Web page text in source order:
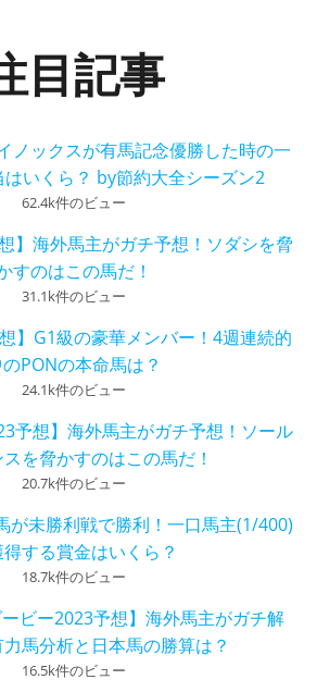
目記事
ノックスが有馬記念優勝した時の一
いくら？ by節約大全シーズン2
62.4k件のビュー
】海外馬主がガチ予想！ソダシを脅
すのはこの馬だ！
31.1k件のビュー
】G1級の豪華メンバー！4週連続的
PONの本命馬は？
24.1k件のビュー
予想】海外馬主がガチ予想！ソール
を脅かすのはこの馬だ！
20.7k件のビュー
が未勝利戦で勝利！一口馬主(1/400)
する賞金はいくら？
18.7k件のビュー
ービー2023予想】海外馬主がガチ解
馬分析と日本馬の勝算は？
16.5k件のビュー